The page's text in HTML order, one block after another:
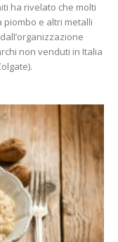
ha rivelato che molti
piombo e altri metalli
non venduti in Italia